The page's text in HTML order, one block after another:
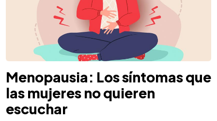
Menopausia: Los síntomas que
las mujeres no quieren
escuchar